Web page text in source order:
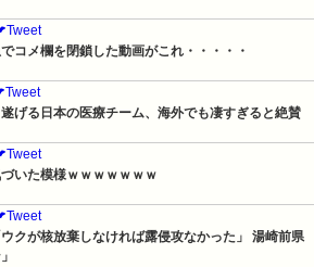
コメ欄を閉鎖した動画がこれ・・・・・
げる日本の医療チーム、海外でも凄すぎると絶賛
いた模様ｗｗｗｗｗｗｗ
クが核放棄しなければ露侵攻なかった」 湯崎前県